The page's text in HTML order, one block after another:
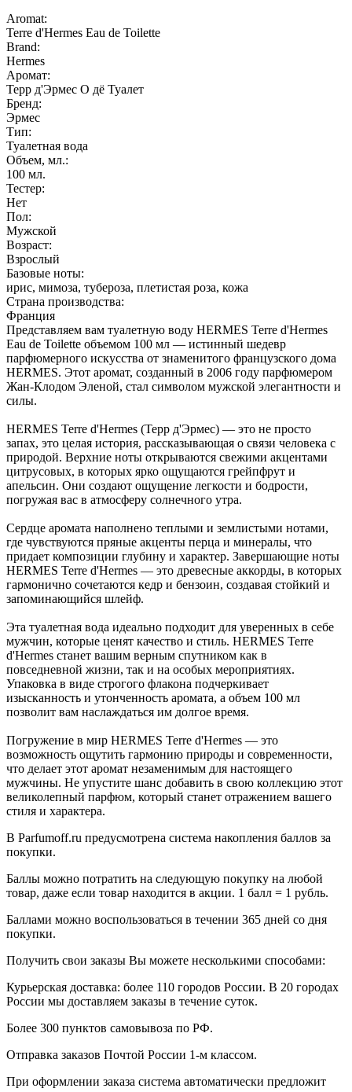
Aromat:
Terre d'Hermes Eau de Toilette
Brand:
Hermes
Аромат:
Терр д'Эрмес О дё Туалет
Бренд:
Эрмес
Тип:
Туалетная вода
Объем, мл.:
100 мл.
Тестер:
Нет
Пол:
Мужской
Возраст:
Взрослый
Базовые ноты:
ирис, мимоза, тубероза, плетистая роза, кожа
Страна производства:
Франция
Представляем вам туалетную воду HERMES Terre d'Hermes
Eau de Toilette объемом 100 мл — истинный шедевр
парфюмерного искусства от знаменитого французского дома
HERMES. Этот аромат, созданный в 2006 году парфюмером
Жан-Клодом Эленой, стал символом мужской элегантности и
силы.
HERMES Terre d'Hermes (Терр д'Эрмес) — это не просто
запах, это целая история, рассказывающая о связи человека с
природой. Верхние ноты открываются свежими акцентами
цитрусовых, в которых ярко ощущаются грейпфрут и
апельсин. Они создают ощущение легкости и бодрости,
погружая вас в атмосферу солнечного утра.
Сердце аромата наполнено теплыми и землистыми нотами,
где чувствуются пряные акценты перца и минералы, что
придает композиции глубину и характер. Завершающие ноты
HERMES Terre d'Hermes — это древесные аккорды, в которых
гармонично сочетаются кедр и бензоин, создавая стойкий и
запоминающийся шлейф.
Эта туалетная вода идеально подходит для уверенных в себе
мужчин, которые ценят качество и стиль. HERMES Terre
d'Hermes станет вашим верным спутником как в
повседневной жизни, так и на особых мероприятиях.
Упаковка в виде строгого флакона подчеркивает
изысканность и утонченность аромата, а объем 100 мл
позволит вам наслаждаться им долгое время.
Погружение в мир HERMES Terre d'Hermes — это
возможность ощутить гармонию природы и современности,
что делает этот аромат незаменимым для настоящего
мужчины. Не упустите шанс добавить в свою коллекцию этот
великолепный парфюм, который станет отражением вашего
стиля и характера.
В Parfumoff.ru предусмотрена система накопления баллов за
покупки.
Баллы можно потратить на следующую покупку на любой
товар, даже если товар находится в акции. 1 балл = 1 рубль.
Баллами можно воспользоваться в течении 365 дней со дня
покупки.
Получить свои заказы Вы можете несколькими способами:
Курьерская доставка: более 110 городов России. В 20 городах
России мы доставляем заказы в течение суток.
Более 300 пунктов самовывоза по РФ.
Отправка заказов Почтой России 1-м классом.
При оформлении заказа система автоматически предложит